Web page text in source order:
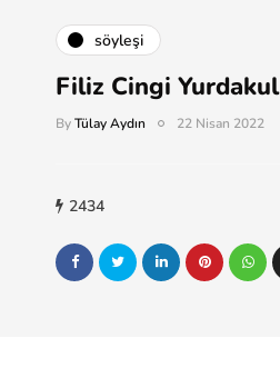
söyleşi
Filiz Cingi Yurdakul
ByTülay Aydın 22 Nisan 2022
2434